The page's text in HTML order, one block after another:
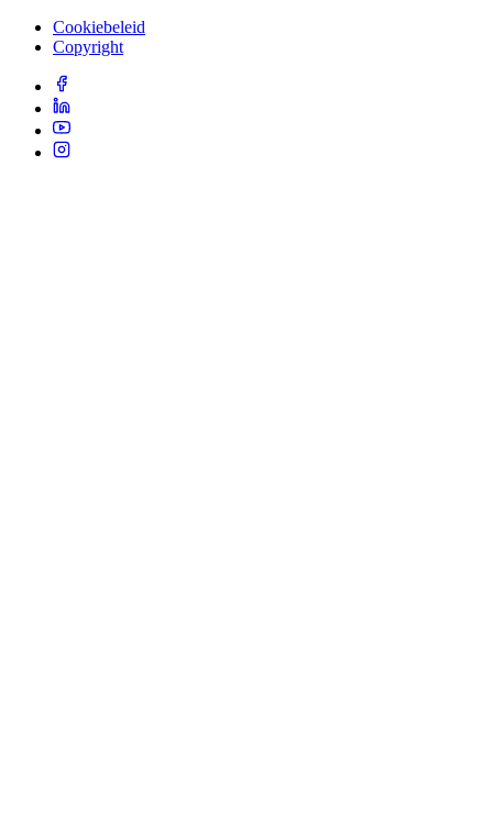
Cookiebeleid
Copyright